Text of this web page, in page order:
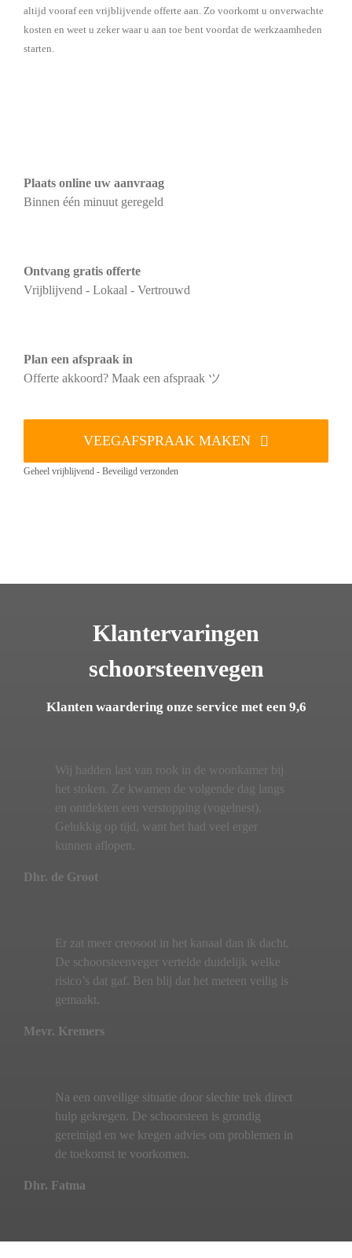
altijd vooraf een vrijblijvende offerte aan. Zo voorkomt u onverwachte
kosten en weet u zeker waar u aan toe bent voordat de werkzaamheden
starten.
Plaats online uw aanvraag
Binnen één minuut geregeld
Ontvang gratis offerte
Vrijblijvend - Lokaal - Vertrouwd
Plan een afspraak in
Offerte akkoord? Maak een afspraak ツ
VEEGAFSPRAAK MAKEN
Geheel vrijblijvend - Beveiligd verzonden
Klantervaringen
schoorsteenvegen
Klanten waardering onze service met een 9,6
Wij hadden last van rook in de woonkamer bij
het stoken. Ze kwamen de volgende dag langs
en ontdekten een verstopping (vogelnest).
Gelukkig op tijd, want het had veel erger
kunnen aflopen.
Dhr. de Groot
Er zat meer creosoot in het kanaal dan ik dacht.
De schoorsteenveger vertelde duidelijk welke
risico’s dat gaf. Ben blij dat het meteen veilig is
gemaakt.
Mevr. Kremers
Na een onveilige situatie door slechte trek direct
hulp gekregen. De schoorsteen is grondig
gereinigd en we kregen advies om problemen in
de toekomst te voorkomen.
Dhr. Fatma